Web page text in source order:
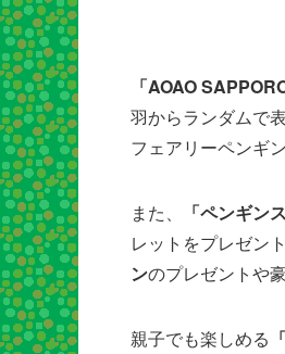
「AOAO
羽からランダムで
フェアリーペンギ
また、 「ペンギン
レットをプレゼン
ンのプレゼントや
親子でも楽しめる